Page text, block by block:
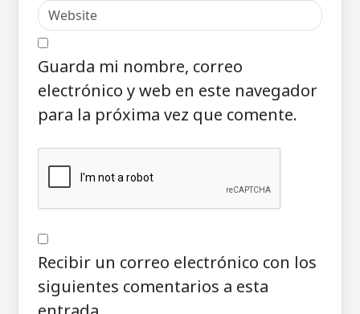
Guarda mi nombre, correo
electrónico y web en este navegador
para la próxima vez que comente.
Recibir un correo electrónico con los
siguientes comentarios a esta